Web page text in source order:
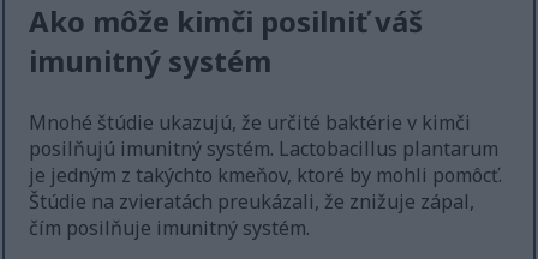
Ako môže kimči posilniť váš
imunitný systém
Mnohé štúdie ukazujú, že určité baktérie v kimči
posilňujú imunitný systém. Lactobacillus plantarum
je jedným z takýchto kmeňov, ktoré by mohli pomôcť.
Štúdie na zvieratách preukázali, že znižuje zápal,
čím posilňuje imunitný systém.